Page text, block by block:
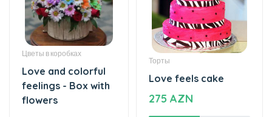
Цветы в коробках
Love and colorful
feelings - Box with
flowers
Торты
Love feels cake
275 AZN